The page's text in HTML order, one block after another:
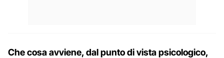
Che cosa avviene, dal punto di vista psicologico,